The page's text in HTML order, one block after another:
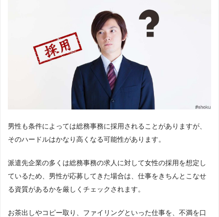
男性も条件によっては総務事務に採用されることがありますが、
そのハードルはかなり高くなる可能性があります。
派遣先企業の多くは総務事務の求人に対して女性の採用を想定し
ているため、男性が応募してきた場合は、仕事をきちんとこなせ
る資質があるかを厳しくチェックされます。
お茶出しやコピー取り、ファイリングといった仕事を、不満を口